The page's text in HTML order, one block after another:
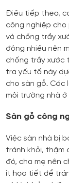
Điều tiếp theo,
công nghiệp cho
và chống trầy
động nhiều nên
chống trầy xước
tra yếu tố này
cho sàn gỗ. Các
môi trường nhà ở
Sàn gỗ công
Việc sàn nhà bị
tránh khỏi, thậm
đó, cha mẹ nên
ít họa tiết để